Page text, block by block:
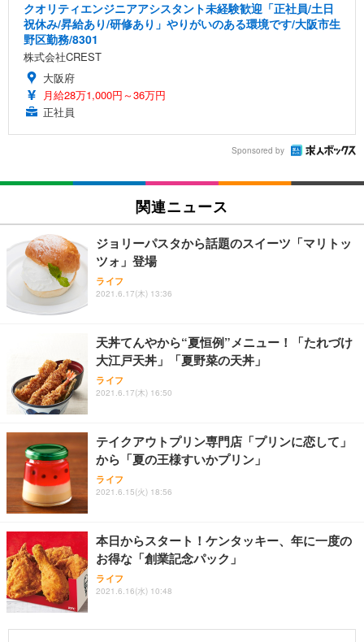
クオリティエンジニアアシスタント未経験歓迎「正社員/土日
祝休み/昇給あり/研修あり」やりがいのある環境です/大阪市生
野区勤務/8301
株式会社CREST
大阪府
月給28万1,000円～36万円
正社員
Sponsored by
関連ニュース
ジョリーパスタから話題のスイーツ「マリトッ
ツォ」登場
ライフ
2021.6.17(木) 13:36
天丼てんやから“夏恒例”メニュー！「たれづけ
大江戸天丼」「夏野菜の天丼」
ライフ
2021.6.17(木) 16:50
テイクアウトプリン専門店「プリンに恋して」
から「夏の王様すいかプリン」
ライフ
2021.6.15(火) 18:56
本日からスタート！ケンタッキー、年に一度の
お得な「創業記念パック」
ライフ
2021.6.16(水) 10:48